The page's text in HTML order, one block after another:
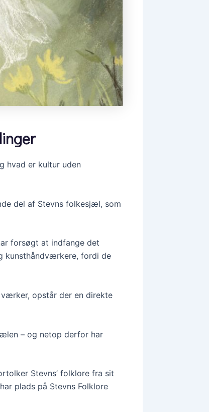
hvad er kultur uden
del af Stevns folkesjæl, som
forsøgt at indfange det
kunsthåndværkere, fordi de
opstår der en direkte
– og netop derfor har
Stevns’ folklore fra sit
plads på Stevns Folklore